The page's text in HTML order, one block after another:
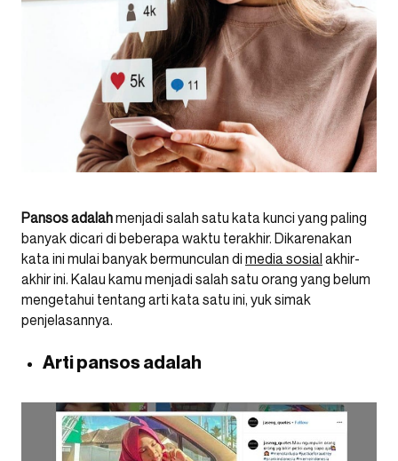
Pansos adalahmenjadi salah satu kata kunci yang paling
banyak dicari di beberapa waktu terakhir. Dikarenakan
kata ini mulai banyak bermunculan di media sosial akhir-
akhir ini. Kalau kamu menjadi salah satu orang yang belum
mengetahui tentang arti kata satu ini, yuk simak
penjelasannya.
Arti pansos adalah